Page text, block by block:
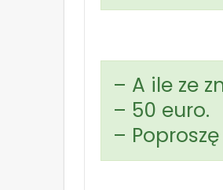
– A ile ze
– 50 euro.
–